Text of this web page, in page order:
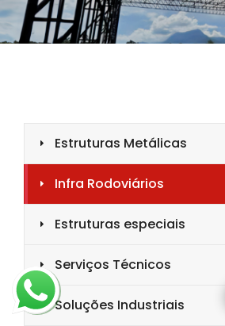
MENSAGEM *
Solicitar Orçamento